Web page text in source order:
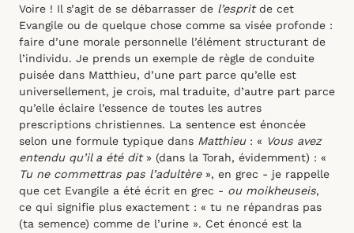
Voire ! Il s’agit de se débarrasser de l’espritde cet
Evangile ou de quelque chose comme sa visée profonde :
faire d’une morale personnelle l’élément structurant de
l’individu. Je prends un exemple de règle de conduite
puisée dans Matthieu, d’une part parce qu’elle est
universellement, je crois, mal traduite, d’autre part parce
qu’elle éclaire l’essence de toutes les autres
prescriptions christiennes. La sentence est énoncée
selon une formule typique dans Matthieu: « Vous avez
entendu qu’il a été dit » (dans la Torah, évidemment) : «
Tu ne commettras pas l’adultère», en grec - je rappelle
que cet Evangile a été écrit en grec - ou moikheuseis,
ce qui signifie plus exactement : « tu ne répandras pas
(ta semence) comme de l’urine ». Cet énoncé est la